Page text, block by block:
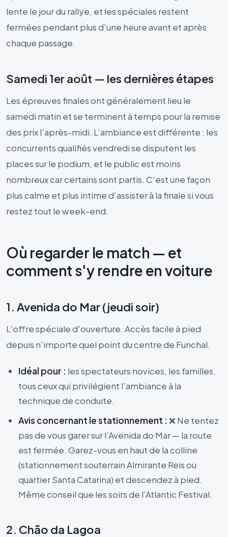
lente le jour du rallye, et les spéciales restent
fermées pendant plus d'une heure avant et après
chaque passage.
Samedi 1er août — les dernières étapes
Les épreuves finales ont généralement lieu le
samedi matin et se terminent à temps pour la remise
des prix l'après-midi. L'ambiance est différente : les
concurrents qualifiés vendredi se disputent les
places sur le podium, et le public est moins
nombreux car certains sont partis. C'est une façon
plus calme et plus intime d'assister à la finale si vous
restez tout le week-end.
Où regarder le match — et
comment s'y rendre en voiture
1. Avenida do Mar (jeudi soir)
L'offre spéciale d'ouverture. Accès facile à pied
depuis n'importe quel point du centre de Funchal.
Idéal pour : les spectateurs novices, les familles,
tous ceux qui privilégient l'ambiance à la
technique de conduite.
Avis concernant le stationnement : ❌ Ne tentez
pas de vous garer sur l’Avenida do Mar — la route
est fermée. Garez-vous en haut de la colline
(stationnement souterrain Almirante Reis ou
quartier Santa Catarina) et descendez à pied.
Même conseil que les soirs de l’Atlantic Festival.
2. Chão da Lagoa